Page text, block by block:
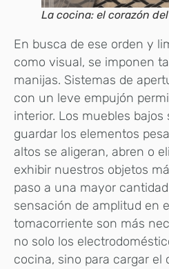
La cocina: el corazón
En busca de ese orden y
como visual, se imponen
manijas. Sistemas de
con un leve empujón
interior. Los muebles bajos
guardar los elementos
altos se aligeran, abren o
exhibir nuestros objetos
paso a una mayor
sensación de amplitud en
tomacorriente son más
no solo los
cocina, sino para cargar el